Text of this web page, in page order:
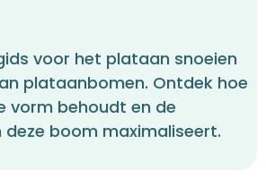
voor het plataan snoeien
plataanbomen. Ontdek hoe
vorm behoudt en de
deze boom maximaliseert.